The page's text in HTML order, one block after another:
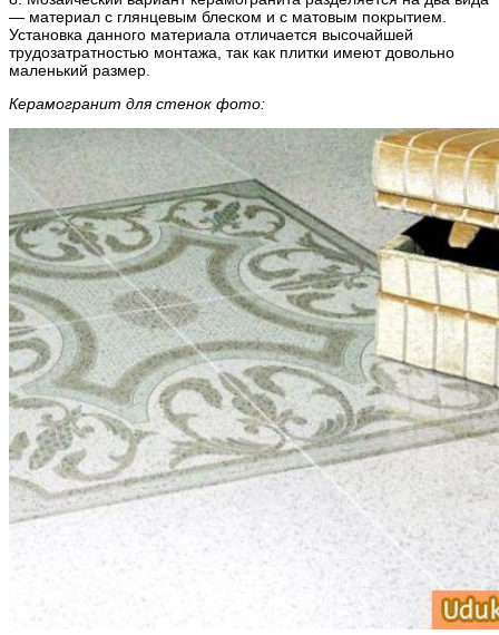
— материал с глянцевым блеском и с матовым покрытием.
Установка данного материала отличается высочайшей
трудозатратностью монтажа, так как плитки имеют довольно
маленький размер.
Керамогранит для стенок фото: